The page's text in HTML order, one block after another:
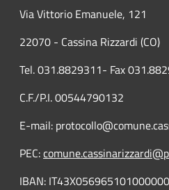
Via Vittorio Emanuele, 121
22070 - Cassina Rizzardi (CO)
Tel. 031.8829311- Fax
C.F./P.I. 00544790132
E-mail:
PEC:
IBAN: